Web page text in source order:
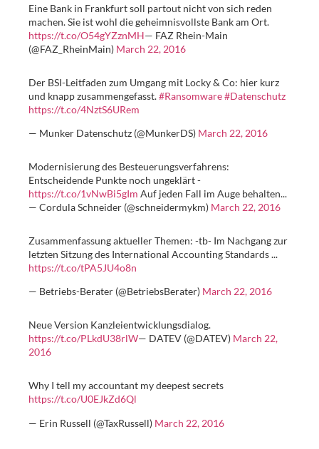
Eine Bank in Frankfurt soll partout nicht von sich reden
machen. Sie ist wohl die geheimnisvollste Bank am Ort.
https://t.co/O54gYZznMH— FAZ Rhein-Main
(@FAZ_RheinMain) March 22, 2016
Der BSI-Leitfaden zum Umgang mit Locky & Co: hier kurz
und knapp zusammengefasst.#Ransomware#Datenschutz
https://t.co/4NztS6URem
— Munker Datenschutz (@MunkerDS) March 22, 2016
Modernisierung des Besteuerungsverfahrens:
Entscheidende Punkte noch ungeklärt -
https://t.co/1vNwBi5gIm Auf jeden Fall im Auge behalten...
— Cordula Schneider (@schneidermykm) March 22, 2016
Zusammenfassung aktueller Themen: -tb- Im Nachgang zur
letzten Sitzung des International Accounting Standards ...
https://t.co/tPA5JU4o8n
— Betriebs-Berater (@BetriebsBerater) March 22, 2016
Neue Version Kanzleientwicklungsdialog.
https://t.co/PLkdU38rlW— DATEV (@DATEV) March 22,
2016
Why I tell my accountant my deepest secrets
https://t.co/U0EJkZd6Ql
— Erin Russell (@TaxRussell) March 22, 2016